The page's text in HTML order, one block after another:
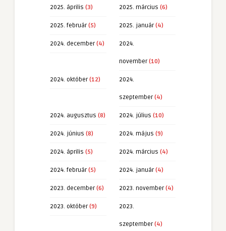
2025. április (3) 2025. március (6)
2025. február(5) 2025. január(4)
2024. december(4) 2024.
november(10)
2024. október(12) 2024.
szeptember(4)
2024. augusztus (8) 2024. július (10)
2024. június (8) 2024. május (9)
2024. április (5) 2024. március (4)
2024. február(5) 2024. január(4)
2023. december(6) 2023. november(4)
2023. október(9) 2023.
szeptember(4)